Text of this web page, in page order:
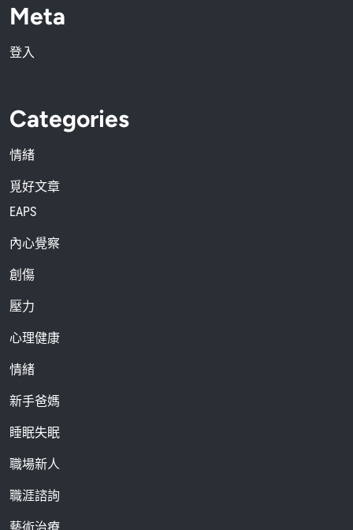
Meta
登入
Categories
情緒
覓好文章
EAPS
內心覺察
創傷
壓力
心理健康
情緒
新手爸媽
睡眠失眠
職場新人
職涯諮詢
藝術治療